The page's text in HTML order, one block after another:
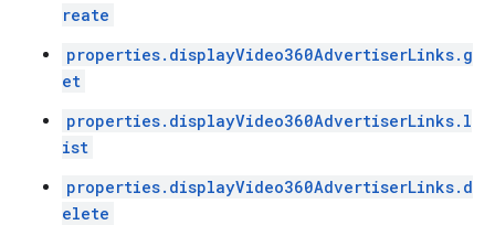
reate
properties.displayVideo360AdvertiserLinks.g
et
properties.displayVideo360AdvertiserLinks.l
ist
properties.displayVideo360AdvertiserLinks.d
elete